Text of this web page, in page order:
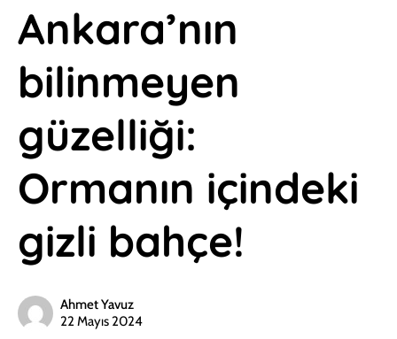
Ankara’nın
bilinmeyen
güzelliği:
Ormanın içindeki
gizli bahçe!
Ahmet Yavuz
22 Mayıs 2024